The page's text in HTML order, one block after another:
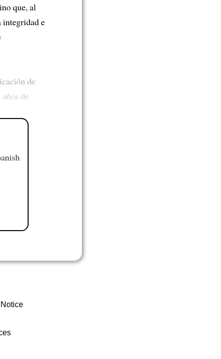
que, al
e
de
de